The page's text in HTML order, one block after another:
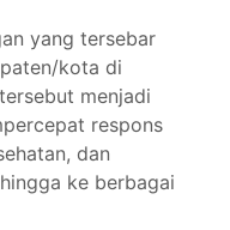
yang tersebar
kota di
menjadi
respons
dan
ke berbagai